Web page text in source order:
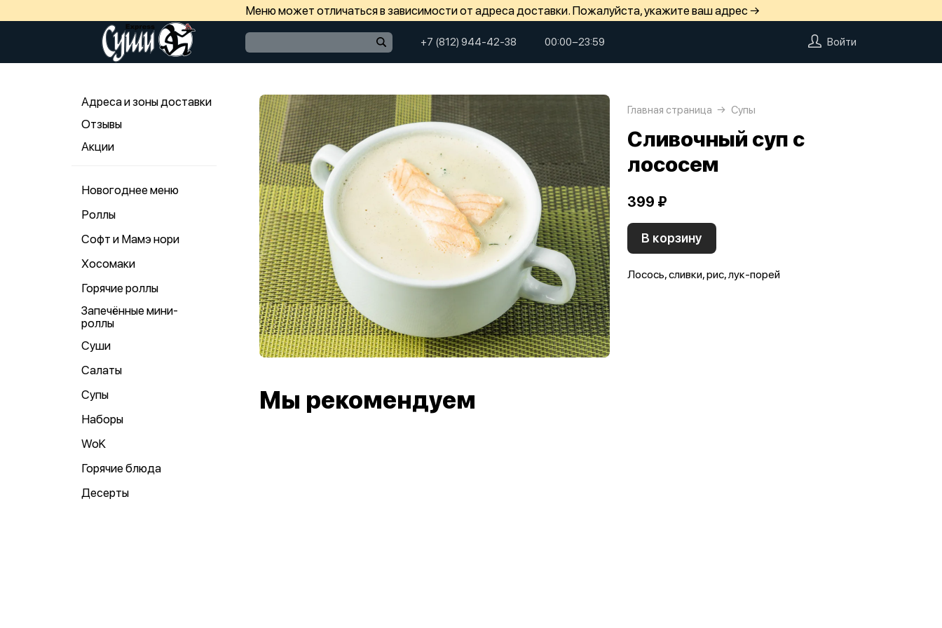
Меню может отличаться в зависимости от адреса доставки. Пожалуйста, укажите ваш адрес →
+7 (812) 944-42-38 00:00−23:59 Войти
Адреса и зоны доставки
Отзывы
Акции
Новогоднее меню
Роллы
Софт и Мамэ нори
Хосомаки
Горячие роллы
Запечённые мини-
роллы
Суши
Салаты
Супы
Наборы
WoK
Горячие блюда
Десерты
Главная страница Супы
Сливочный суп с
лососем
399 ₽
В корзину
Лосось, сливки, рис, лук-порей
Мы рекомендуем